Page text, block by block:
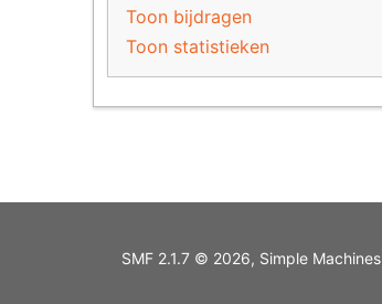
Toon bijdragen
Toon statistieken
SMF 2.1.7 © 2026, Simple Machines